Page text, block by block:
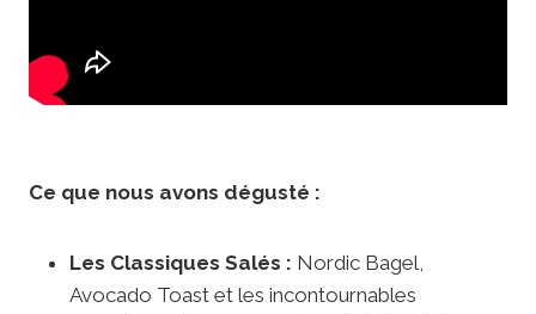
Ce que nous avons dégusté :
Les Classiques Salés : Nordic Bagel,
Avocado Toast et les incontournables